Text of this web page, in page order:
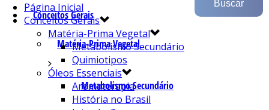
Conceitos Gerais
Matéria-Prima Vegetal
Metabolismo Secundário
Página Inicial
Conceitos Gerais
Matéria-Prima Vegetal
Metabolismo Secundário
Quimiotipos
Óleos Essenciais
Aromaterapia
História no Brasil